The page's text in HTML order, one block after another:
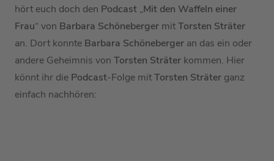
hört euch doch den Podcast „Mit den Waffeln einer
Frau“ von Barbara Schöneberger mitTorsten Sträter
an. Dort konnte Barbara Schöneberger an das ein oder
andere Geheimnis von Torsten Sträter kommen. Hier
könnt ihr die Podcast-Folge mitTorsten Sträter ganz
einfach nachhören: